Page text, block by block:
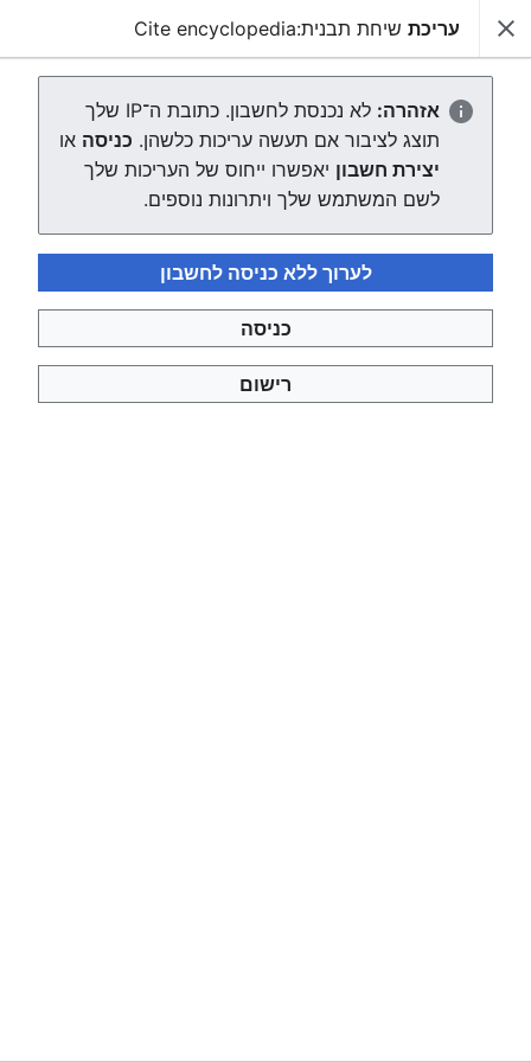
צפונות ויקי
יצירת הדף "שיחת תבנית:Cite
encyclopedia"
העורך ייטען עכשיו. אם ההודעה הזאת עדיין מוצגת לאחר כמה
שניות, אפשרלטעון את הדף מחדש.
עריכת שיחת תבנית:Cite encyclopedia
אזהרה:
לא נכנסת לחשבון. כתובת ה־IP שלך
תוצג לציבור אם תעשה עריכות כלשהן. כניסה או
יצירת חשבון יאפשרו ייחוס של העריכות שלך
לשם המשתמש שלך ויתרונות נוספים.
לערוך ללא כניסה לחשבון
כניסה
רישום